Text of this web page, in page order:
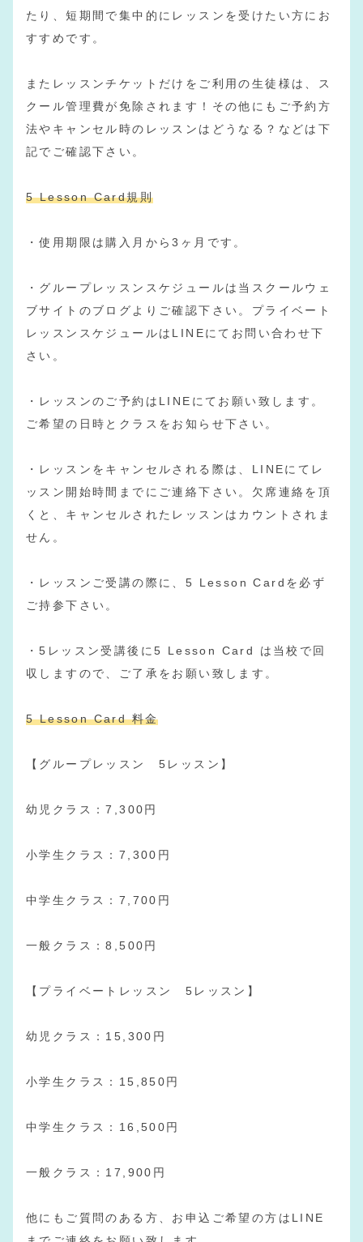
たり、短期間で集中的にレッスンを受けたい方にお
すすめです。
またレッスンチケットだけをご利用の生徒様は、ス
クール管理費が免除されます！その他にもご予約方
法やキャンセル時のレッスンはどうなる？などは下
記でご確認下さい。
5 Lesson Card規則
・使用期限は購入月から3ヶ月です。
・グループレッスンスケジュールは当スクールウェ
ブサイトのブログよりご確認下さい。プライベート
レッスンスケジュールはLINEにてお問い合わせ下
さい。
・レッスンのご予約はLINEにてお願い致します。
ご希望の日時とクラスをお知らせ下さい。
・レッスンをキャンセルされる際は、LINEにてレ
ッスン開始時間までにご連絡下さい。欠席連絡を頂
くと、キャンセルされたレッスンはカウントされま
せん。
・レッスンご受講の際に、5 Lesson Cardを必ず
ご持参下さい。
・5レッスン受講後に5 Lesson Card は当校で回
収しますので、ご了承をお願い致します。
5 Lesson Card 料金
【グループレッスン 5レッスン】
幼児クラス：7,300円
小学生クラス：7,300円
中学生クラス：7,700円
一般クラス：8,500円
【プライベートレッスン 5レッスン】
幼児クラス：15,300円
小学生クラス：15,850円
中学生クラス：16,500円
一般クラス：17,900円
他にもご質問のある方、お申込ご希望の方はLINE